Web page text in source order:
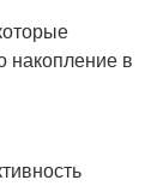
накопление в